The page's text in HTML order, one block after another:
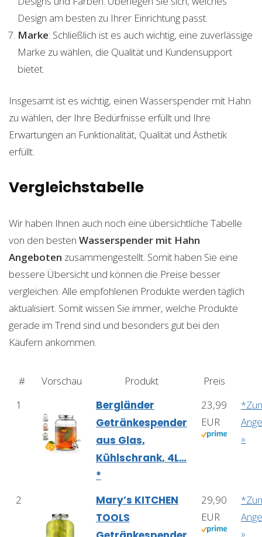
Design am besten zu Ihrer Einrichtung passt.
Marke: Schließlich ist es auch wichtig, eine zuverlässige
Marke zu wählen, die Qualität und Kundensupport
bietet.
Insgesamt ist es wichtig, einen Wasserspender mit Hahn
zu wählen, der Ihre Bedürfnisse erfüllt und Ihre
Erwartungen an Funktionalität, Qualität und Ästhetik
erfüllt.
Vergleichstabelle
Wir haben Ihnen auch noch eine übersichtliche Tabelle
von den besten Wasserspender mit Hahn
Angeboten zusammengestellt. Somit haben Sie eine
bessere Übersicht und können die Preise besser
vergleichen. Alle empfohlenen Produkte werden täglich
aktualisiert. Somit wissen Sie immer, welche Produkte
gerade im Trend sind und besonders gut bei den
Käufern ankommen.
# Vorschau Produkt
Preis
1
Bergländer
Getränkespender
aus Glas,
Kühlschrank, 4L…
*
23,99
EUR
»
2
Mary’s KITCHEN
TOOLS
29,90
EUR
»